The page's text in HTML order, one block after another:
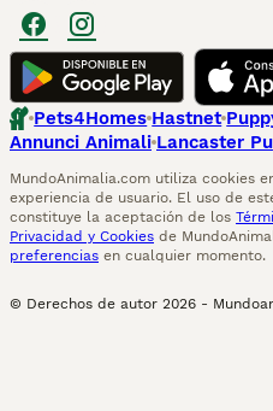
Pets4Homes Hastnet
Annunci Animali Lancaster
MundoAnimalia.com utiliza cookies
experiencia de usuario. El uso de
constituye la aceptación de los
Privacidad y Cookies de
preferencias en cualquier momento.
© Derechos de autor 2026 -